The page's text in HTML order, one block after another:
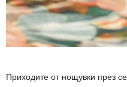
Приходите от нощувки през